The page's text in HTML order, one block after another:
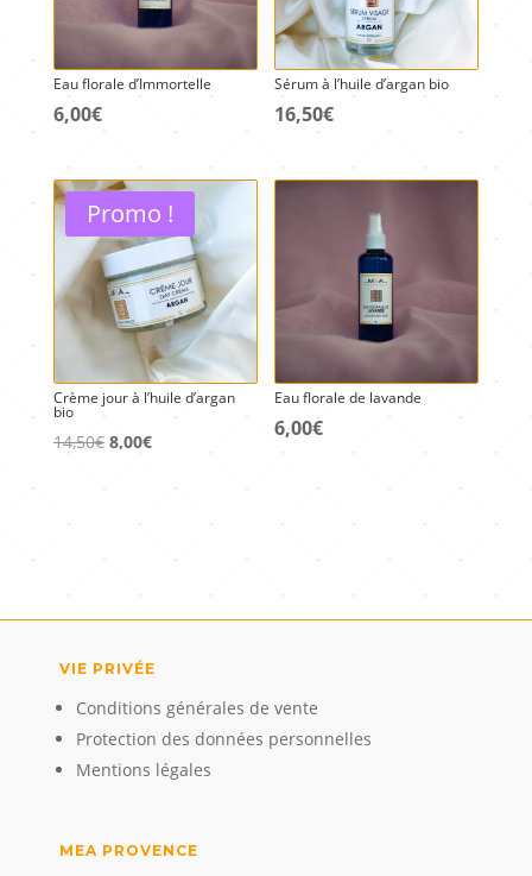
Eau florale d’Immortelle
6,00€
Sérum à l’huile d’argan bio
16,50€
Promo !
Crème jour à l’huile d’argan
bio
14,50€ Le
initial
était :
14,50€.
8,00€Le
actuel
est :
8,00€.
Eau florale de lavande
6,00€
VIE PRIVÉE
Conditions générales de vente
Protection des données personnelles
Mentions légales
MEA PROVENCE